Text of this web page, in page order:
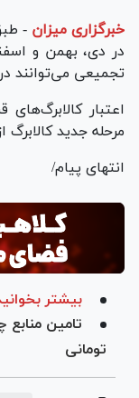
خبرگزاری میزان -
در دی، بهمن و
تجمیعی می‌توانند در فروردین
مرحله جدید
انتهای پیام/
بیشتر
تامین منابع
تومانی